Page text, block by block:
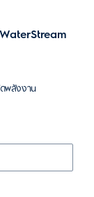
พลังงาน